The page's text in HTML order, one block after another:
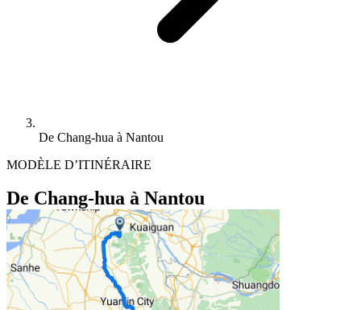
De Chang-hua à Nantou
MODÈLE D’ITINÉRAIRE
De Chang-hua à Nantou